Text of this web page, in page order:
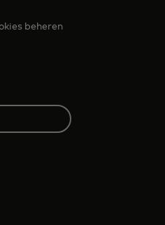
beheren